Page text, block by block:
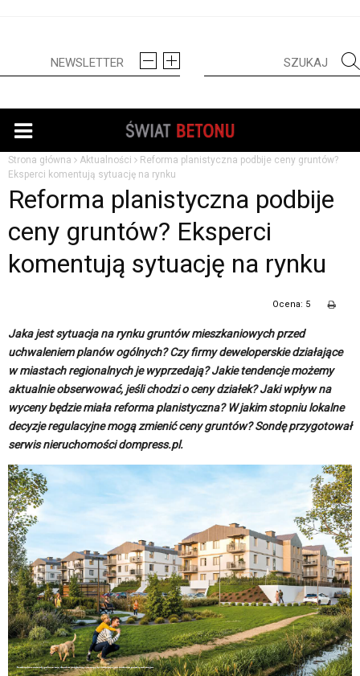
Strona główna Aktualności
Reforma planistyczna podbije ceny gruntów?
Eksperci komentują sytuację na rynku
Reforma planistyczna podbije
ceny gruntów? Eksperci
komentują sytuację na rynku
Ocena: 5
Jaka jest sytuacja na rynku gruntów mieszkaniowych przed
uchwaleniem planów ogólnych? Czy firmy deweloperskie działające
w miastach regionalnych je wyprzedają? Jakie tendencje możemy
aktualnie obserwować, jeśli chodzi o ceny działek? Jaki wpływ na
wyceny będzie miała reforma planistyczna? W jakim stopniu lokalne
decyzje regulacyjne mogą zmienić ceny gruntów? Sondę przygotował
serwis nieruchomości dompress.pl.